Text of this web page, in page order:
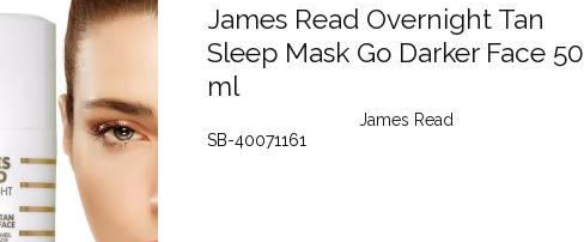
James Read Overnight Tan
Sleep Mask Go Darker Face 50
ml
James Read
SB-40071161